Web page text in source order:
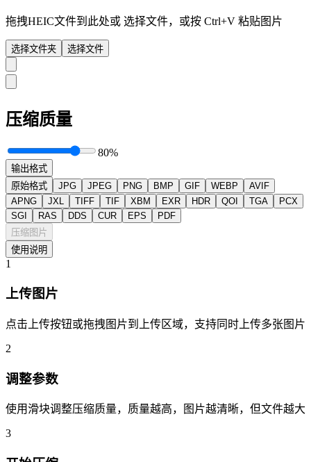
拖拽HEIC文件到此处或 选择文件，或按 Ctrl+V 粘贴图片
选择文件夹 选择文件
压缩质量
80%
输出格式
原始格式
JPG JPEG PNG BMP GIF WEBP
AVIF
APNG
JXL TIFF TIF XBM EXR HDR QOI TGA
PCX
SGI
RAS DDS CUR EPS
PDF
压缩图片
使用说明
1
上传图片
点击上传按钮或拖拽图片到上传区域，支持同时上传多张图片
2
调整参数
使用滑块调整压缩质量，质量越高，图片越清晰，但文件越大
3